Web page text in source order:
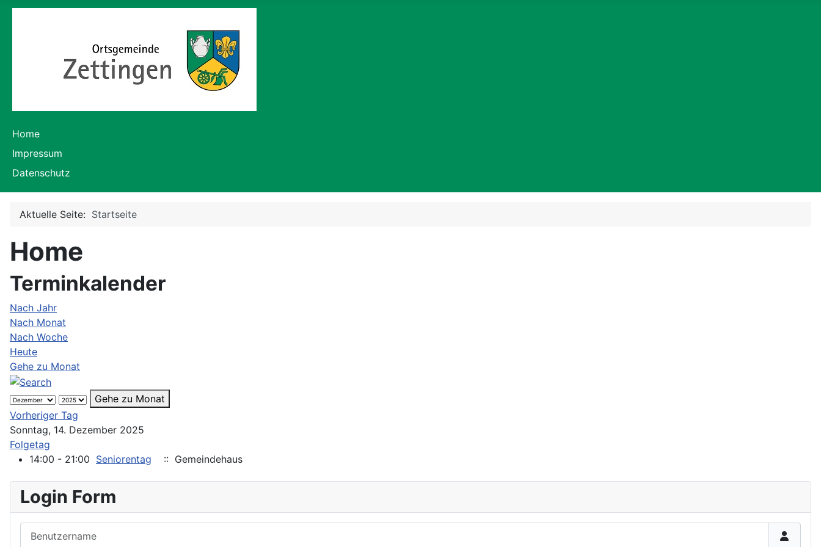
Home
Impressum
Datenschutz
Aktuelle Seite: Startseite
Home
Terminkalender
Nach Jahr
Nach Monat
Nach Woche
Heute
Gehe zu Monat
Gehe zu Monat
Vorheriger Tag
Sonntag, 14. Dezember 2025
Folgetag
14:00 - 21:00 Seniorentag :: Gemeindehaus
Login Form